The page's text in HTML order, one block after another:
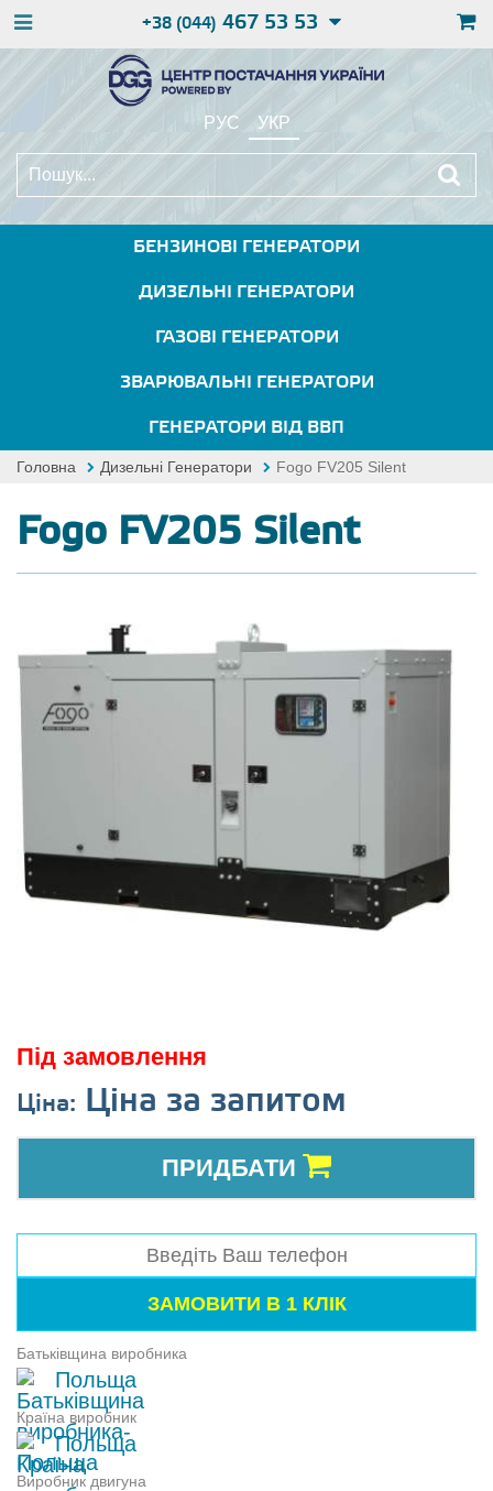
+38 (044) 467 53 53
РУС УКР
БЕНЗИНОВІ ГЕНЕРАТОРИ
ДИЗЕЛЬНІ ГЕНЕРАТОРИ
ГАЗОВІ ГЕНЕРАТОРИ
ЗВАРЮВАЛЬНІ ГЕНЕРАТОРИ
ГЕНЕРАТОРИ ВІД ВВП
Головна Дизельні Генератори Fogo FV205 Silent
Fogo FV205 Silent
Під замовлення
Ціна: Ціна за запитом
ПРИДБАТИ
Батьківщина виробника
Польща
Країна виробник
Польща
Виробник двигуна